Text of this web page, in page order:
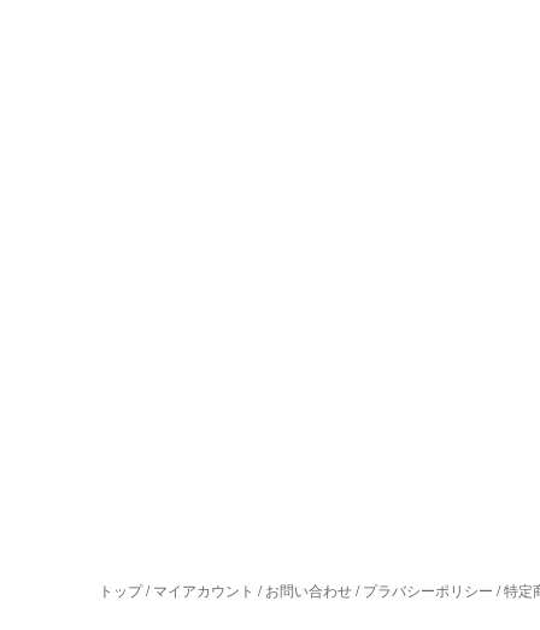
トップ/ マイアカウント / お問い合わせ / プラバシーポリシー /特定